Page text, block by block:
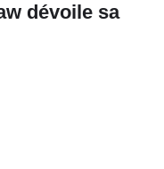
dévoile sa